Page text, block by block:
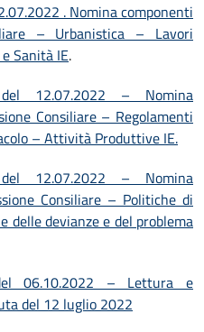
. Nomina componenti
– Urbanistica – Lavori
Sanità IE.
12.07.2022 – Nomina
Consiliare – Regolamenti
– Attività Produttive IE.
12.07.2022 – Nomina
Consiliare – Politiche di
delle devianze e del problema
06.10.2022 – Lettura e
del 12 luglio 2022